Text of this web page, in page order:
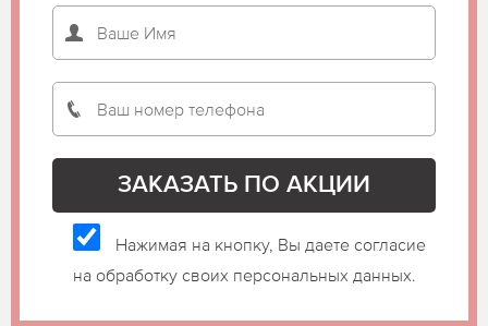
Нажимая на кнопку, Вы даете согласие
на обработку своих персональных данных.